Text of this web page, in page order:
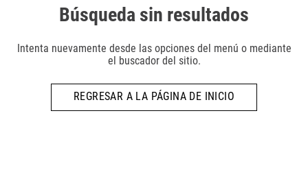
Búsqueda sin resultados
Intenta nuevamente desde las opciones del menú o mediante
el buscador del sitio.
REGRESAR A LA PÁGINA DE INICIO